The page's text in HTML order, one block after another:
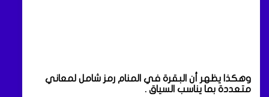
وهكذا يظهر أن البقرة في المنام رمز شامل لمعاني
متعددة بما يناسب السياق .